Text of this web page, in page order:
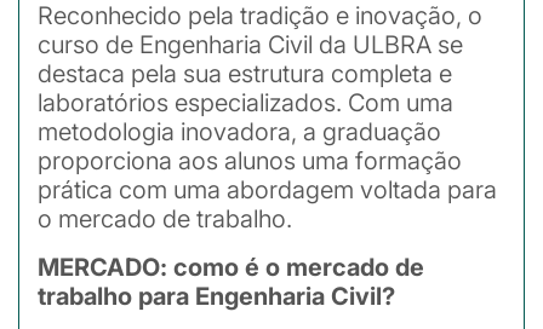
Reconhecido pela tradição e inovação, o
curso de Engenharia Civil da ULBRA se
destaca pela sua estrutura completa e
laboratórios especializados. Com uma
metodologia inovadora, a graduação
proporciona aos alunos uma formação
prática com uma abordagem voltada para
o mercado de trabalho.
MERCADO: como é o mercado de
trabalho para Engenharia Civil?